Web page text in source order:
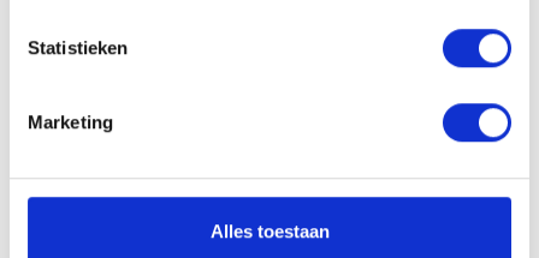
Statistieken
Marketing
Alles toestaan
0617728794
Solliciteren